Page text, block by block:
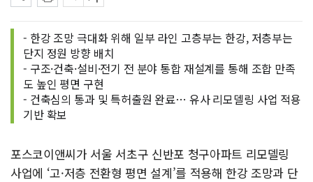
- 한강 조망 극대화 위해 일부 라인 고층부는 한강, 저층부는
단지 정원 방향 배치
- 구조·건축·설비·전기 전 분야 통합 재설계를 통해 조합 만족
도 높인 평면 구현
- 건축심의 통과 및 특허출원 완료… 유사 리모델링 사업 적용
기반 확보
포스코이앤씨가 서울 서초구 신반포 청구아파트 리모델링
사업에 ‘고·저층 전환형 평면 설계’를 적용해 한강 조망과 단